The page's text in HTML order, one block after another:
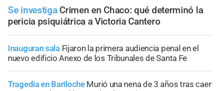
Se investiga Crimen en Chaco: qué determinó la
pericia psiquiátrica a Victoria Cantero
Inauguran sala Fijaron la primera audiencia penal en el
nuevo edificio Anexo de los Tribunales de Santa Fe
Tragedia en Bariloche Murió una nena de 3 años tras caer